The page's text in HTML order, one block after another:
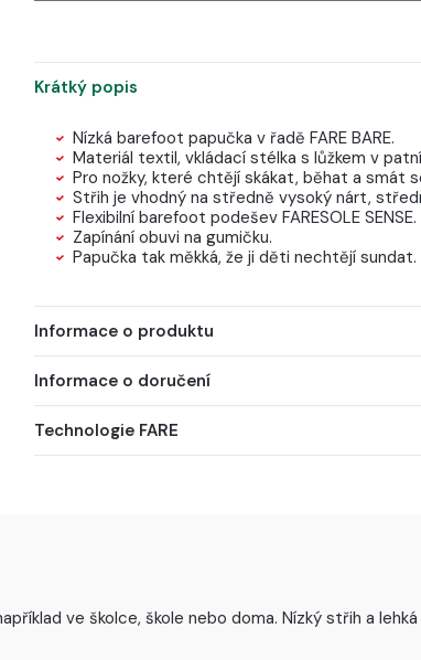
Krátký popis
Nízká barefoot papučka v řadě FARE BARE.
Materiál textil, vkládací stélka s lůžkem v
Pro nožky, které chtějí skákat, běhat a smát
Střih je vhodný na středně vysoký nárt,
Flexibilní barefoot podešev FARESOLE SENSE.
Zapínání obuvi na gumičku.
Papučka tak měkká, že ji děti nechtějí sundat.
Informace o produktu
Informace o doručení
Technologie FARE
ve školce, škole nebo doma. Nízký střih a